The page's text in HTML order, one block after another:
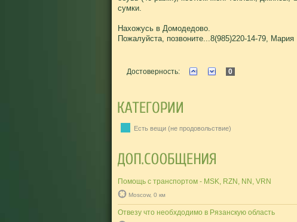
сумки.
Нахожусь в Домодедово.
Пожалуйста, позвоните...8(985)220-14-79, Мария
Достоверность: 0
Есть вещи (не продовольствие)
Помощь с транспортом - MSK, RZN, NN, VRN
Moscow, 0 км
Отвезу что необхдодимо в Рязанскую область